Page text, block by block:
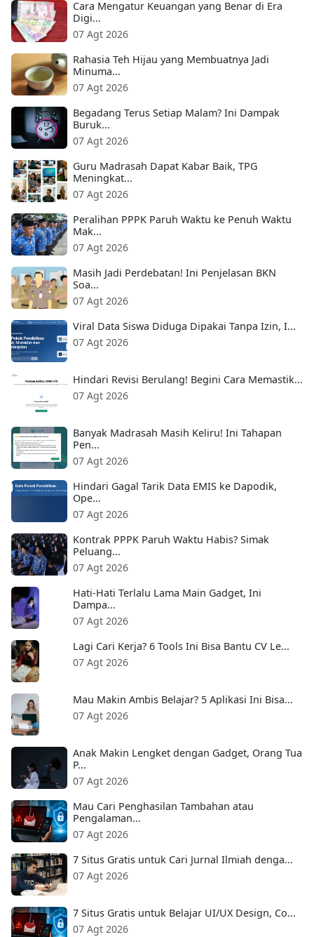
Cara Mengatur Keuangan yang Benar di Era
Digi...
07 Agt 2026
Rahasia Teh Hijau yang Membuatnya Jadi
Minuma...
07 Agt 2026
Begadang Terus Setiap Malam? Ini Dampak
Buruk...
07 Agt 2026
Guru Madrasah Dapat Kabar Baik, TPG
Meningkat...
07 Agt 2026
Peralihan PPPK Paruh Waktu ke Penuh Waktu
Mak...
07 Agt 2026
Masih Jadi Perdebatan! Ini Penjelasan BKN
Soa...
07 Agt 2026
Viral Data Siswa Diduga Dipakai Tanpa Izin, I...
07 Agt 2026
Hindari Revisi Berulang! Begini Cara Memastik...
07 Agt 2026
Banyak Madrasah Masih Keliru! Ini Tahapan
Pen...
07 Agt 2026
Hindari Gagal Tarik Data EMIS ke Dapodik,
Ope...
07 Agt 2026
Kontrak PPPK Paruh Waktu Habis? Simak
Peluang...
07 Agt 2026
Hati-Hati Terlalu Lama Main Gadget, Ini
Dampa...
07 Agt 2026
Lagi Cari Kerja? 6 Tools Ini Bisa Bantu CV Le...
07 Agt 2026
Mau Makin Ambis Belajar? 5 Aplikasi Ini Bisa...
07 Agt 2026
Anak Makin Lengket dengan Gadget, Orang Tua
P...
07 Agt 2026
Mau Cari Penghasilan Tambahan atau
Pengalaman...
07 Agt 2026
7 Situs Gratis untuk Cari Jurnal Ilmiah denga...
07 Agt 2026
7 Situs Gratis untuk Belajar UI/UX Design, Co...
07 Agt 2026